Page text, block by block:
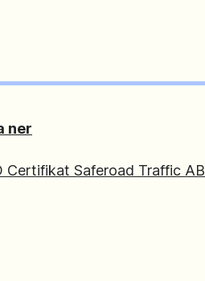
ner
Certifikat Saferoad Traffic AB